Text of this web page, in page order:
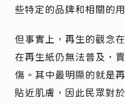
些特定的品牌和相關的用
但事實上，再生的觀念
在再生紙仍無法普及，
傷。其中最明顯的就是
貼近肌膚，因此民眾對